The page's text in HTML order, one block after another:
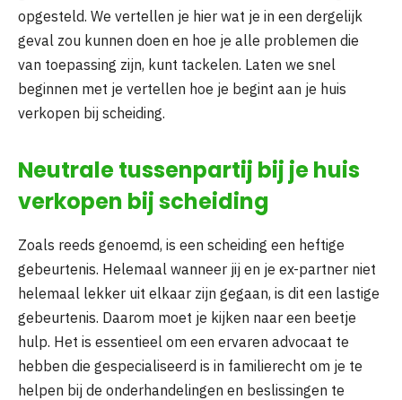
opgesteld. We vertellen je hier wat je in een dergelijk
geval zou kunnen doen en hoe je alle problemen die
van toepassing zijn, kunt tackelen. Laten we snel
beginnen met je vertellen hoe je begint aan je huis
verkopen bij scheiding.
Neutrale tussenpartij bij je huis
verkopen bij scheiding
Zoals reeds genoemd, is een scheiding een heftige
gebeurtenis. Helemaal wanneer jij en je ex-partner niet
helemaal lekker uit elkaar zijn gegaan, is dit een lastige
gebeurtenis. Daarom moet je kijken naar een beetje
hulp. Het is essentieel om een ervaren advocaat te
hebben die gespecialiseerd is in familierecht om je te
helpen bij de onderhandelingen en beslissingen te